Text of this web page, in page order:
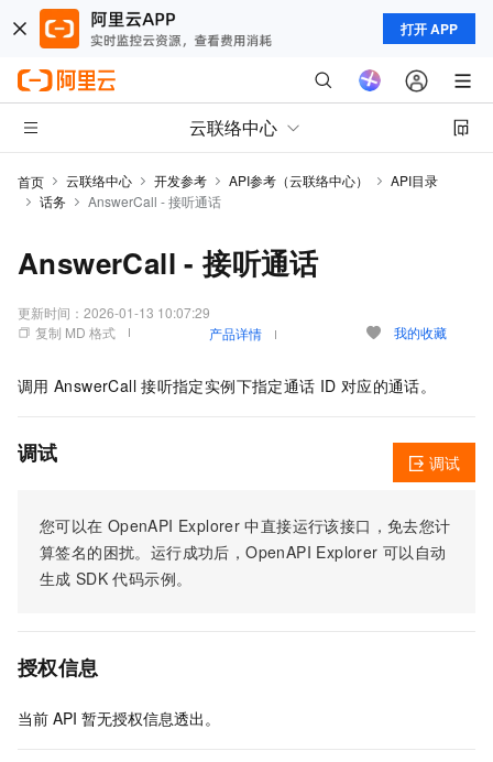
打开 APP
云联络中心
首页 云联络中心 开发参考 API参考（云联络中心）
API目录
话务
AnswerCall - 接听通话
AnswerCall - 接听通话
更新时间： 2026-01-13 10:07:29
复制 MD 格式
产品详情 我的收藏
调用 AnswerCall 接听指定实例下指定通话 ID 对应的通话。
调试
您可以在 OpenAPI Explorer 中直接运行该接口，免去您计
算签名的困扰。运行成功后，OpenAPI Explorer 可以自动
生成 SDK 代码示例。
调试
授权信息
当前 API 暂无授权信息透出。